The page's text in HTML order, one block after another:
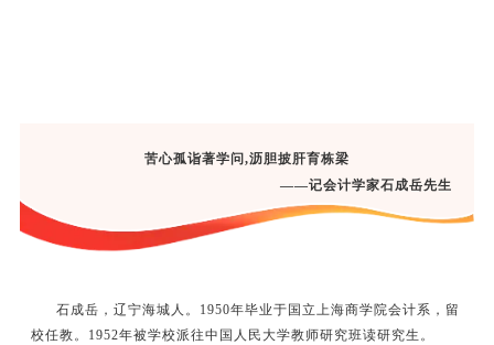
苦心孤诣著学问,沥胆披肝育栋梁
——记会计学家石成岳先生
石成岳，辽宁海城人。1950年毕业于国立上海商学院会计系，留
校任教。1952年被学校派往中国人民大学教师研究班读研究生。